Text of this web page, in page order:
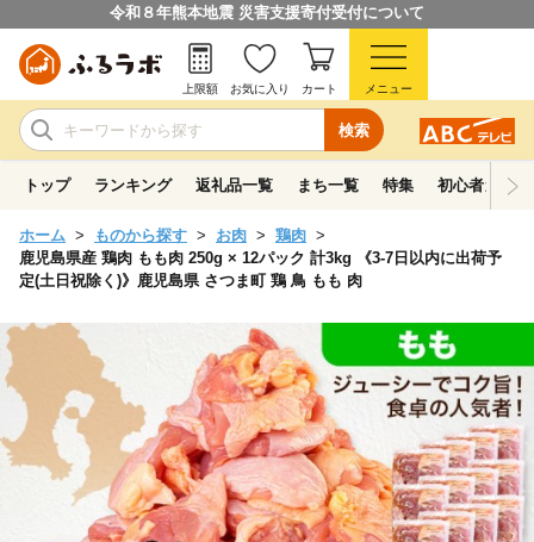
令和８年熊本地震 災害支援寄付受付について
検索
上限額 お気に入り カート メニュー
トップ ランキング 返礼品一覧 まち一覧 特集 初心者ガイド
ホーム ものから探す お肉
鶏肉
鹿児島県産 鶏肉 もも肉 250g × 12パック 計3kg 《3-7日以内に出荷予
定(土日祝除く)》鹿児島県 さつま町 鶏 鳥 もも 肉